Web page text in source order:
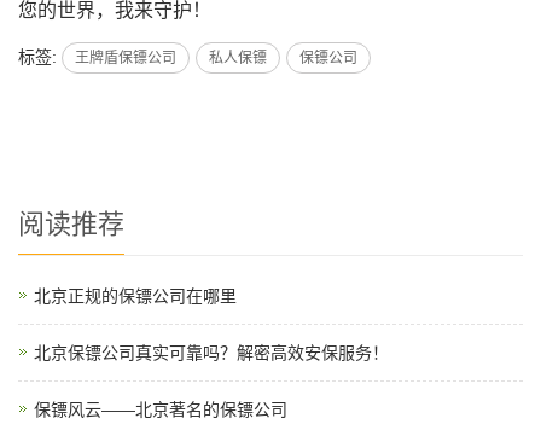
您的世界，我来守护！
标签: 王牌盾保镖公司 私人保镖 保镖公司
阅读推荐
北京正规的保镖公司在哪里
北京保镖公司真实可靠吗？解密高效安保服务！
保镖风云——北京著名的保镖公司